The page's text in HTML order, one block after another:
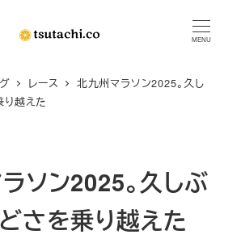
MENU
レース
北九州マラソン2025。久し
り越えた
ソン2025。久しぶ
さを乗り越えた